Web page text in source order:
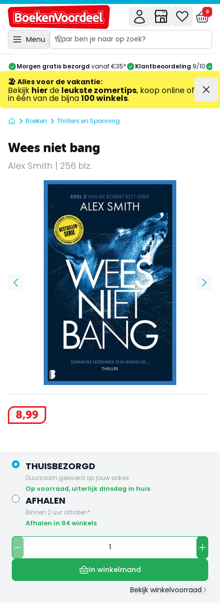
Menu
0
Morgen gratis bezorgd vanaf €35* Klantbeoordeling 9/10
🏖️ Alles voor de vakantie:
Bekijk hierde leukste zomertips, koop online of
in één van de bijna100 winkels.
Boeken Thrillers en Spanning
Wees niet bang
Alex Smith | 256 blz.
8,99
THUISBEZORGD
Duurzaam geleverd op jouw adres
op voorraad, uiterlijk dinsdag in huis
AFHALEN
Binnen 2 uur afhalen*
Afhalen in 94 winkels
In winkelmand
Bekijk winkelvoorraad